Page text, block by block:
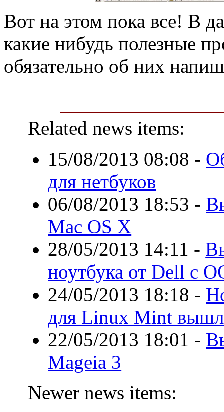
Вот на этом пока все! В
какие нибудь полезные
обязательно об них
Related news items:
15/08/2013 08:08 -
для нетбуков
06/08/2013 18:53 -
Mac OS X
28/05/2013 14:11 -
ноутбука от Dell с
24/05/2013 18:18 -
для Linux Mint
22/05/2013 18:01 -
Mageia 3
Newer news items: